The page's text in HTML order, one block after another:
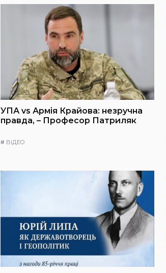
УПА vs Армія Крайова: незручна
правда, – Професор Патриляк
# ВІДЕО